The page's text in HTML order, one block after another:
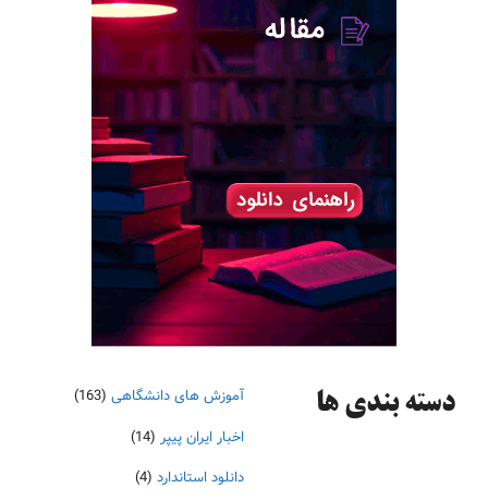
دسته‌ بندی ها آموزش های دانشگاهی (163)
اخبار ایران پیپر (14)
دانلود استاندارد (4)